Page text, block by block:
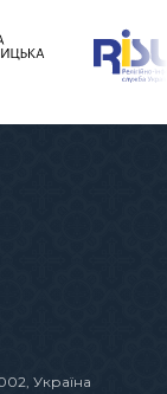
Україна